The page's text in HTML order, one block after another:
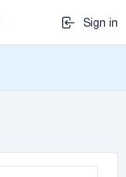
Sign in